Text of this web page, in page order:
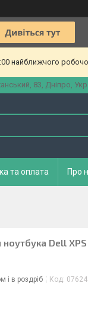
найближчого
83, Дніпро,
та оплата Про
Dell
і в роздріб Код: 07624